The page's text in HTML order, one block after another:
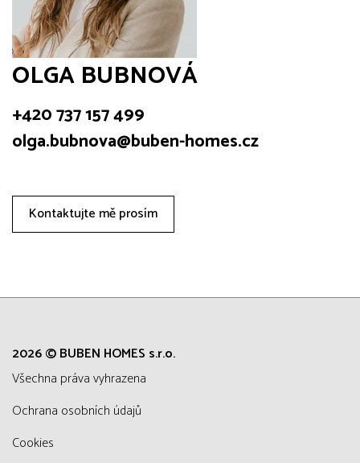
OLGA BUBNOVÁ
+420 737 157 499
olga.bubnova@buben-homes.cz
Kontaktujte mě prosím
2026 © BUBEN HOMES s.r.o.
všechna práva vyhrazena
Ochrana osobních údajů
Cookies